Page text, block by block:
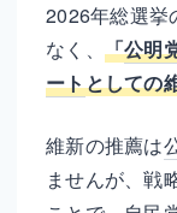
2026年総選挙
なく、 「公明
ートとしての
維新の推薦は
ませんが、戦